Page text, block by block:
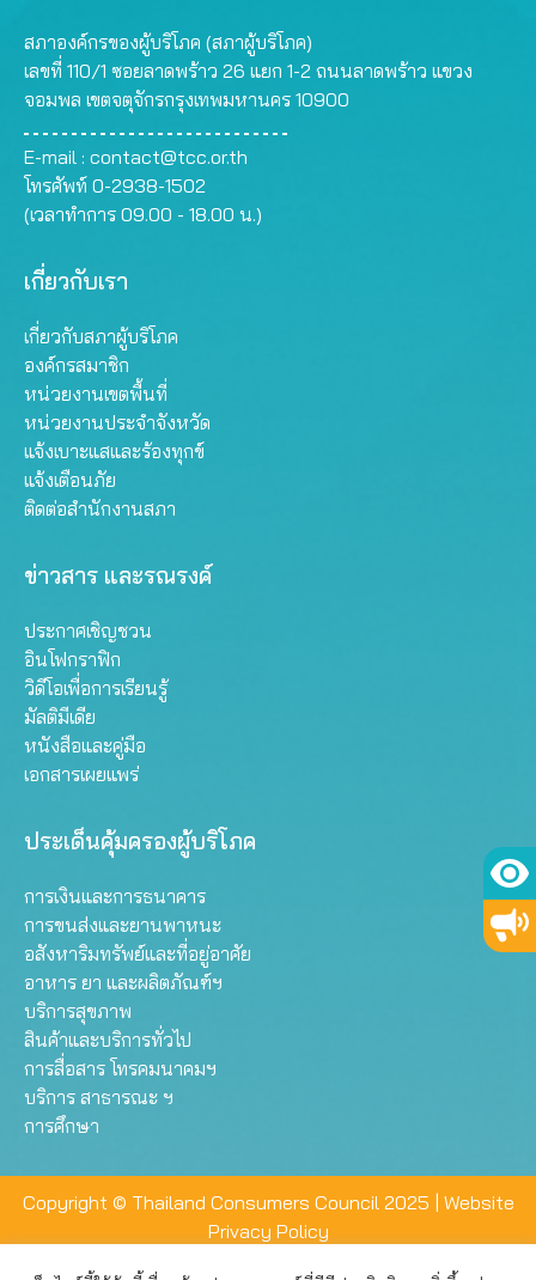
สภาองค์กรของผู้บริโภค (สภาผู้บริโภค)
เลขที่ 110/1 ซอยลาดพร้าว 26 แยก 1-2 ถนนลาดพร้าว แขวง
จอมพล เขตจตุจักรกรุงเทพมหานคร 10900
E-mail : contact@tcc.or.th
โทรศัพท์ 0-2938-1502
(เวลาทำการ 09.00 - 18.00 น.)
เกี่ยวกับเรา
เกี่ยวกับสภาผู้บริโภค
องค์กรสมาชิก
หน่วยงานเขตพื้นที่
หน่วยงานประจำจังหวัด
แจ้งเบาะแสและร้องทุกข์
แจ้งเตือนภัย
ติดต่อสำนักงานสภา
ข่าวสาร และรณรงค์
ประกาศเชิญชวน
อินโฟกราฟิก
วิดีโอเพื่อการเรียนรู้
มัลติมีเดีย
หนังสือและคู่มือ
เอกสารเผยแพร่
ประเด็นคุ้มครองผู้บริโภค
การเงินและการธนาคาร
การขนส่งและยานพาหนะ
อสังหาริมทรัพย์และที่อยู่อาศัย
อาหาร ยา และผลิตภัณฑ์ฯ
บริการสุขภาพ
สินค้าและบริการทั่วไป
การสื่อสาร โทรคมนาคมฯ
บริการ สาธารณะ ฯ
การศึกษา
Copyright © Thailand Consumers Council 2025 | Website
Privacy Policy